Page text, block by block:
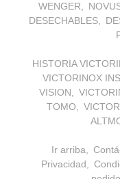
WENGER
DESECHABLES
HISTORIA
VICTORINOX
VISION
TOMO
Ir arriba
Privacidad